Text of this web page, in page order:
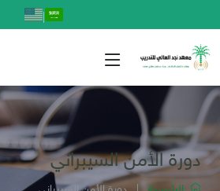
|
دورة الأمن السيبراني
الرئيسية|دورة الأمن السيبراني